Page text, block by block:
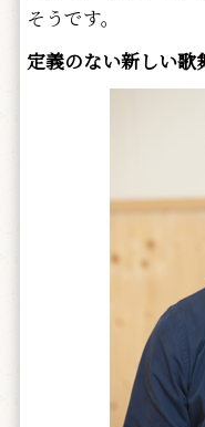
そうです。
定義のない新しい歌